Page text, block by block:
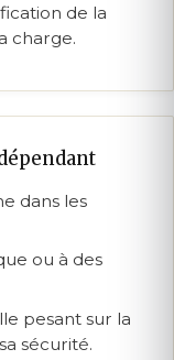
de la
charge.
dans les
ou à des
pesant sur la
sécurité.